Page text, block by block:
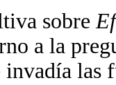
sobre
a la
las